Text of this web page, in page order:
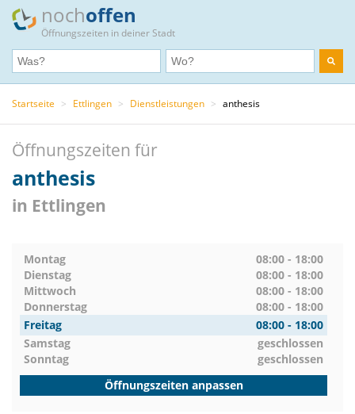
nochoffen
Öffnungszeiten in deiner Stadt
Startseite > Ettlingen > Dienstleistungen > anthesis
Öffnungszeiten für
anthesis
in Ettlingen
Montag
08:00 - 18:00
Dienstag
08:00 - 18:00
Mittwoch
08:00 - 18:00
Donnerstag
08:00 - 18:00
Freitag
08:00 - 18:00
Samstag
geschlossen
Sonntag
geschlossen
Öffnungszeiten anpassen